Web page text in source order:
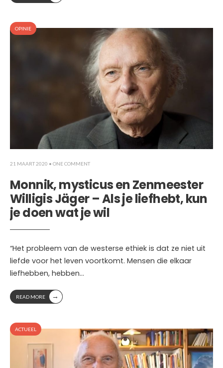
OPINIE
21 MAART 2020 • ONE COMMENT
Monnik, mysticus en Zenmeester
Willigis Jäger – Als je liefhebt, kun
je doen wat je wil
“Het probleem van de westerse ethiek is dat ze niet uit
liefde voor het leven voortkomt. Mensen die elkaar
liefhebben, hebben...
READ MORE →
ACTUEEL